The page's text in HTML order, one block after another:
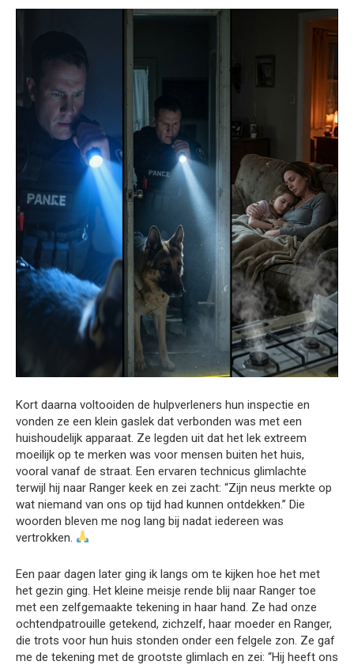
Kort daarna voltooiden de hulpverleners hun inspectie en
vonden ze een klein gaslek dat verbonden was met een
huishoudelijk apparaat. Ze legden uit dat het lek extreem
moeilijk op te merken was voor mensen buiten het huis,
vooral vanaf de straat. Een ervaren technicus glimlachte
terwijl hij naar Ranger keek en zei zacht: “Zijn neus merkte op
wat niemand van ons op tijd had kunnen ontdekken.” Die
woorden bleven me nog lang bij nadat iedereen was
vertrokken.
Een paar dagen later ging ik langs om te kijken hoe het met
het gezin ging. Het kleine meisje rende blij naar Ranger toe
met een zelfgemaakte tekening in haar hand. Ze had onze
ochtendpatrouille getekend, zichzelf, haar moeder en Ranger,
die trots voor hun huis stonden onder een felgele zon. Ze gaf
me de tekening met de grootste glimlach en zei: “Hij heeft ons